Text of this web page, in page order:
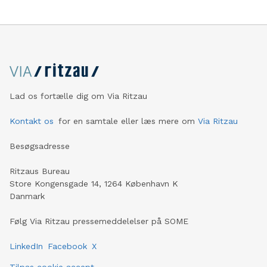
Lad os fortælle dig om Via Ritzau
Kontakt os for en samtale eller læs mere om Via Ritzau
Besøgsadresse
Ritzaus Bureau
Store Kongensgade 14, 1264 København K
Danmark
Følg Via Ritzau pressemeddelelser på SOME
LinkedIn Facebook X